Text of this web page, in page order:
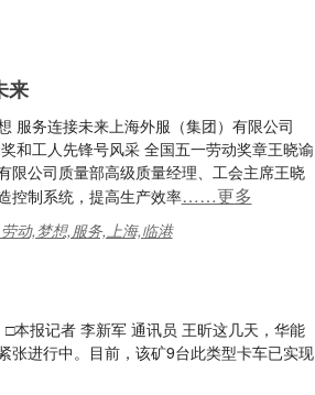
来
服务连接未来上海外服（集团）有限公司
和工人先锋号风采 全国五一劳动奖章王晓谕
限公司质量部高级质量经理、工会主席王晓
控制系统，提高生产效率……更多
动,梦想,服务,上海,临港
本报记者 李新军 通讯员 王昕这几天，华能
张进行中。目前，该矿9台此类型卡车已实现